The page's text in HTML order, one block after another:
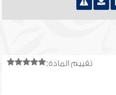
تقييم المادة: